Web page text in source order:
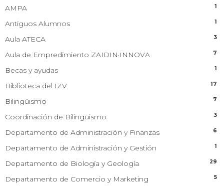
AMPA 1
Antiguos Alumnos 1
Aula ATECA 3
Aula de Empredimiento ZAIDIN·INNOVA 7
Becas y ayudas 1
Biblioteca del IZV 17
Bilingüismo 7
Coordinación de Bilingüismo 3
Departamento de Administración y Finanzas 6
Departamento de Administración y Gestión 1
Departamento de Biología y Geología 29
Departamento de Comercio y Marketing 5